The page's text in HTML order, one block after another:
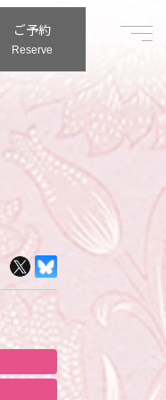
ご予約
Reserve